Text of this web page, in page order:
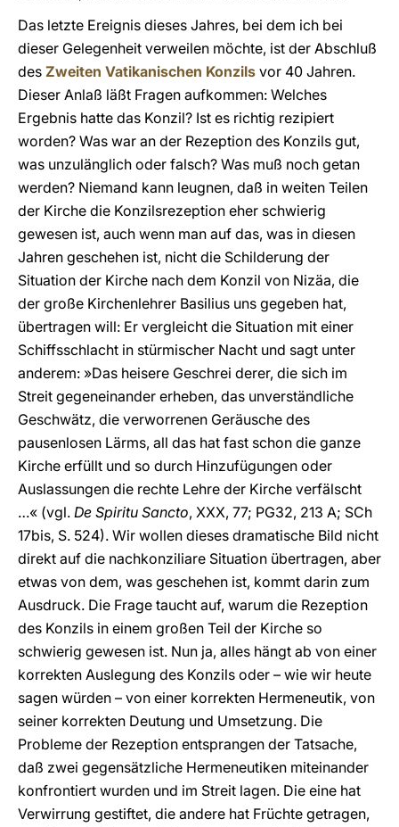
Das letzte Ereignis dieses Jahres, bei dem ich bei
dieser Gelegenheit verweilen möchte, ist der Abschluß
des Zweiten Vatikanischen Konzils vor 40 Jahren.
Dieser Anlaß läßt Fragen aufkommen: Welches
Ergebnis hatte das Konzil? Ist es richtig rezipiert
worden? Was war an der Rezeption des Konzils gut,
was unzulänglich oder falsch? Was muß noch getan
werden? Niemand kann leugnen, daß in weiten Teilen
der Kirche die Konzilsrezeption eher schwierig
gewesen ist, auch wenn man auf das, was in diesen
Jahren geschehen ist, nicht die Schilderung der
Situation der Kirche nach dem Konzil von Nizäa, die
der große Kirchenlehrer Basilius uns gegeben hat,
übertragen will: Er vergleicht die Situation mit einer
Schiffsschlacht in stürmischer Nacht und sagt unter
anderem: »Das heisere Geschrei derer, die sich im
Streit gegeneinander erheben, das unverständliche
Geschwätz, die verworrenen Geräusche des
pausenlosen Lärms, all das hat fast schon die ganze
Kirche erfüllt und so durch Hinzufügungen oder
Auslassungen die rechte Lehre der Kirche verfälscht
…« (vgl. De Spiritu Sancto, XXX, 77; PG32, 213 A; SCh
17bis, S. 524). Wir wollen dieses dramatische Bild nicht
direkt auf die nachkonziliare Situation übertragen, aber
etwas von dem, was geschehen ist, kommt darin zum
Ausdruck. Die Frage taucht auf, warum die Rezeption
des Konzils in einem großen Teil der Kirche so
schwierig gewesen ist. Nun ja, alles hängt ab von einer
korrekten Auslegung des Konzils oder – wie wir heute
sagen würden – von einer korrekten Hermeneutik, von
seiner korrekten Deutung und Umsetzung. Die
Probleme der Rezeption entsprangen der Tatsache,
daß zwei gegensätzliche Hermeneutiken miteinander
konfrontiert wurden und im Streit lagen. Die eine hat
Verwirrung gestiftet, die andere hat Früchte getragen,